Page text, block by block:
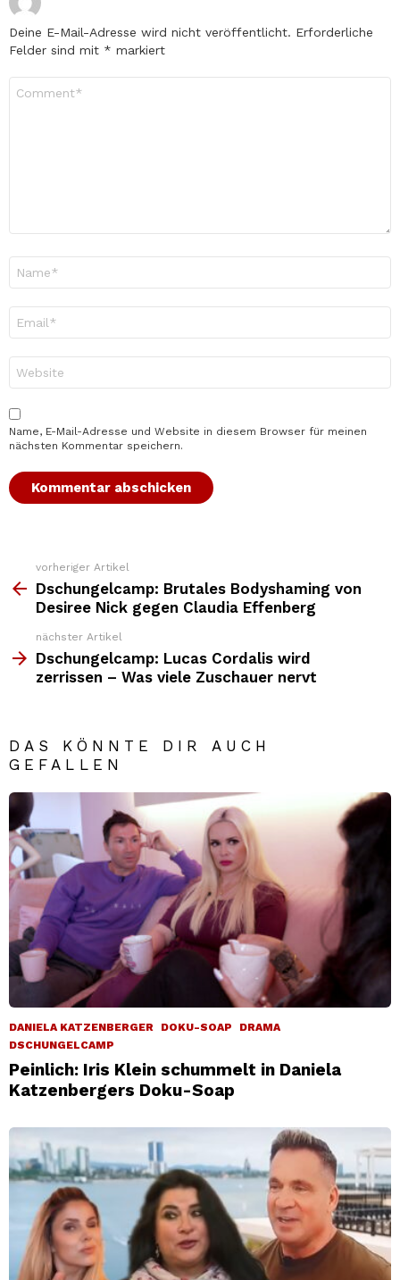
Deine E-Mail-Adresse wird nicht veröffentlicht. Erforderliche
Felder sind mit * markiert
Mail-
Adresse
*
Name, E-Mail-Adresse und Website in diesem Browser für meinen
nächsten Kommentar speichern.
Weitere
Top
News
vorheriger Artikel
Dschungelcamp: Brutales Bodyshaming von
Desiree Nick gegen Claudia Effenberg
nächster Artikel
Dschungelcamp: Lucas Cordalis wird
zerrissen – Was viele Zuschauer nervt
DAS KÖNNTE DIR AUCH
GEFALLEN
DANIELA KATZENBERGER DOKU-SOAP
DRAMA
DSCHUNGELCAMP
Peinlich: Iris Klein schummelt in Daniela
Katzenbergers Doku-Soap